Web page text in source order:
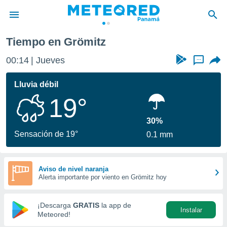
de
ha
para
que se
calidad.
a este
las
forma
digital
basada
Tiempo en Grömitz
00:14 Jueves ...
Lluvia débil
19°
Sensación de 19°
30%
0.1 mm
Aviso de nivel naranja
Alerta importante por viento en Grömitz hoy
¡Descarga GRATIS la app de
Meteored!
Instalar